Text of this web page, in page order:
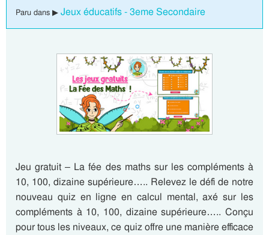
Paru dans ▶ Jeux éducatifs - 3eme Secondaire
Jeu gratuit – La fée des maths sur les compléments à
10, 100, dizaine supérieure….. Relevez le défi de notre
nouveau quiz en ligne en calcul mental, axé sur les
compléments à 10, 100, dizaine supérieure….. Conçu
pour tous les niveaux, ce quiz offre une manière efficace